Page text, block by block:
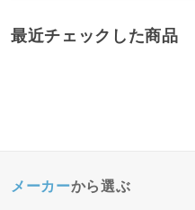
最近チェックした商品
メーカーから選ぶ